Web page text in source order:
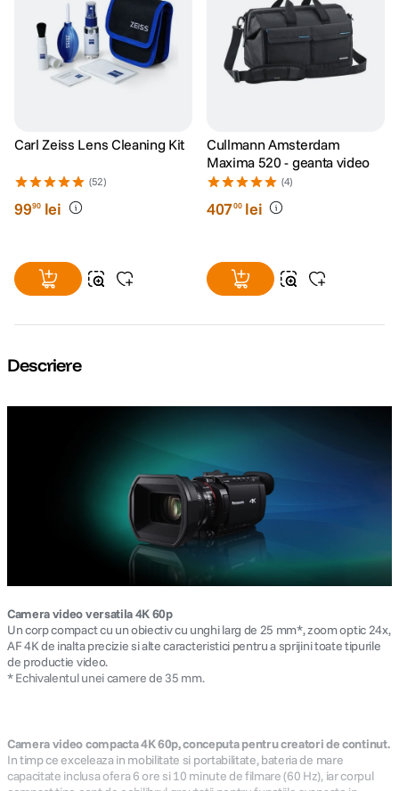
Carl Zeiss Lens Cleaning Kit
(52)
9990 lei
Cullmann Amsterdam
Maxima 520 - geanta video
(4)
40700 lei
Descriere
Camera video versatila 4K 60p
Un corp compact cu un obiectiv cu unghi larg de 25 mm*, zoom optic 24x,
AF 4K de inalta precizie si alte caracteristici pentru a sprijini toate tipurile
de productie video.
* Echivalentul unei camere de 35 mm.
Camera video compacta 4K 60p, conceputa pentru creatori de continut.
In timp ce exceleaza in mobilitate si portabilitate, bateria de mare
capacitate inclusa ofera 6 ore si 10 minute de filmare (60 Hz), iar corpul